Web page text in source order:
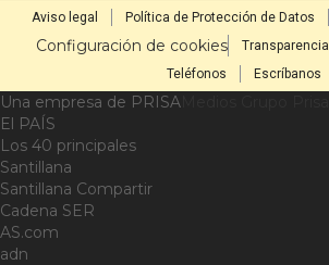
Aviso legal Política de Protección de Datos
Configuración de cookies Transparencia
Teléfonos
Escríbanos
Una empresa de PRISA
El PAÍS
Los 40 principales
Santillana
Santillana Compartir
Cadena SER
AS.com
adn